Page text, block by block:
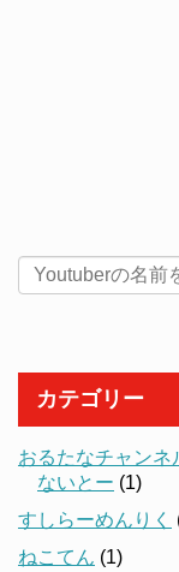
カテゴリー
おるたなチャンネ
ないとー (1)
すしらーめんりく
ねこてん (1)